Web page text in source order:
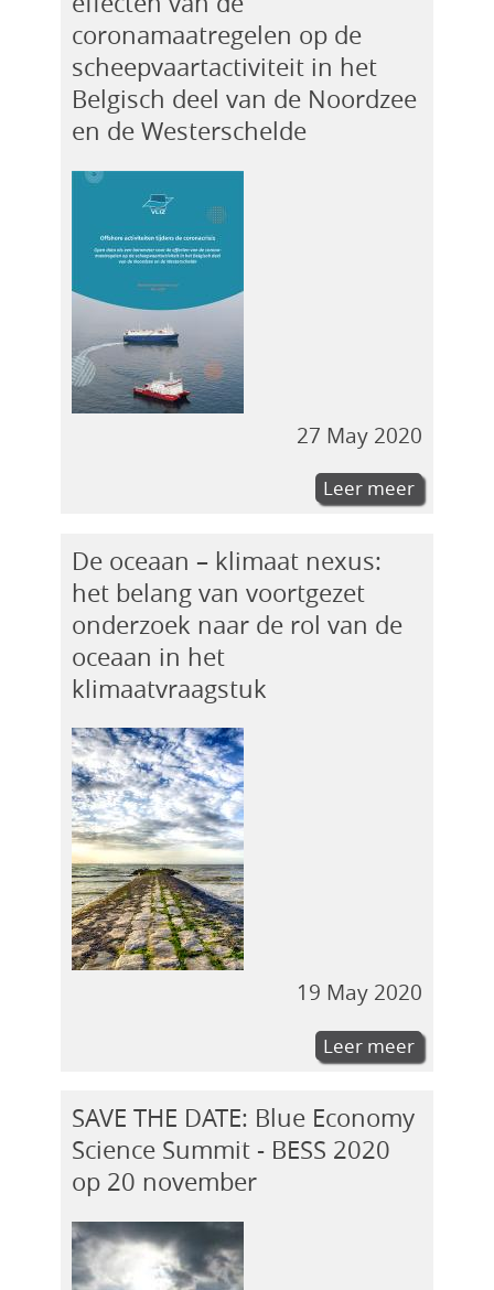
coronamaatregelen op de
scheepvaartactiviteit in het
Belgisch deel van de Noordzee
en de Westerschelde
27 May 2020
Leer meer
De oceaan – klimaat nexus:
het belang van voortgezet
onderzoek naar de rol van de
oceaan in het
klimaatvraagstuk
19 May 2020
Leer meer
SAVE THE DATE: Blue Economy
Science Summit - BESS 2020
op 20 november